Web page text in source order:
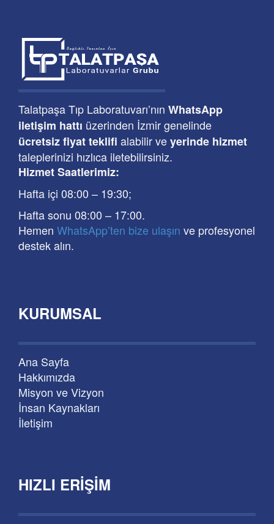
Talatpaşa Tıp Laboratuvarı’nın WhatsApp
iletişim hattı üzerinden İzmir genelinde
ücretsiz fiyat teklifi alabilir veyerinde hizmet
taleplerinizi hızlıca iletebilirsiniz.
Hizmet Saatlerimiz:
Hafta içi 08:00 – 19:30;
Hafta sonu 08:00 – 17:00.
Hemen WhatsApp’ten bize ulaşın ve profesyonel
destek alın.
KURUMSAL
Ana Sayfa
Hakkımızda
Misyon ve Vizyon
İnsan Kaynakları
İletişim
HIZLI ERIŞIM